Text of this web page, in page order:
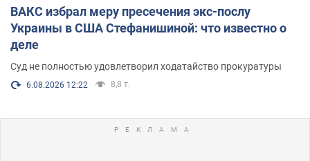
ВАКС избрал меру пресечения экс-послу
Украины в США Стефанишиной: что известно о
деле
Суд не полностью удовлетворил ходатайство прокуратуры
6.08.2026 12:22 8,8 т.